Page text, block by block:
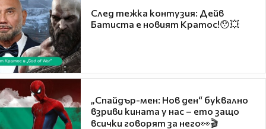
След тежка контузия: Дейв
Батиста е новият Кратос!😯💥
„Спайдър-мен: Нов ден“ буквално
взриви кината у нас – ето защо
всички говорят за него👀🎬